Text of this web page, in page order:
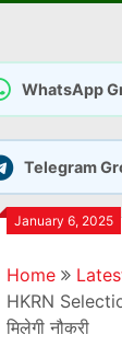
WhatsApp
Telegram
January 6, 2025
Home
HKRN
मिलेगी नौकरी